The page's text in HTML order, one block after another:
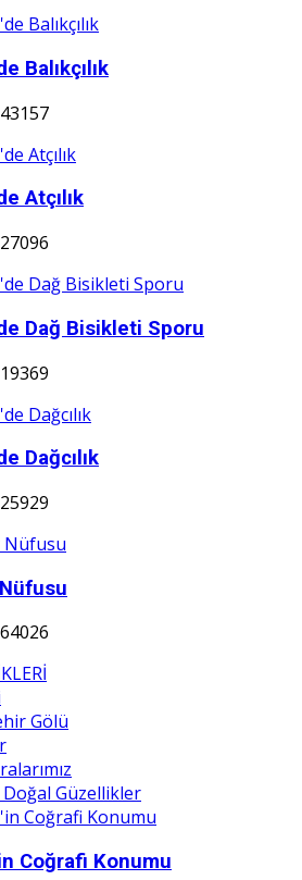
Balıkçılık
43157
Atçılık
27096
Dağ Bisikleti Sporu
19369
Dağcılık
25929
64026
Gölü
Güzellikler
Coğrafi Konumu